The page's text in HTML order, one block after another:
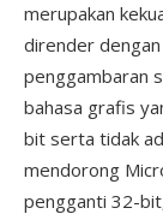
merupakan
dirender
penggambaran
bahasa grafis
bit serta tidak
mendorong
pengganti 32-